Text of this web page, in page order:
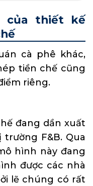
của thiết kế
cà phê khác,
tiền chế cũng
riêng.
đang dần xuất
F&B. Qua
hình này đang
được các nhà
lẽ chúng có rất